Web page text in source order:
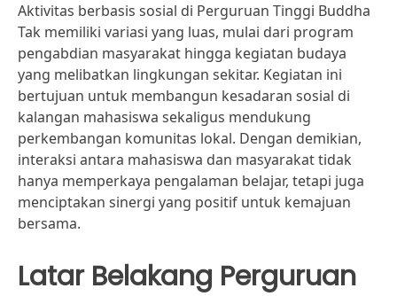
Aktivitas berbasis sosial di Perguruan Tinggi Buddha
Tak memiliki variasi yang luas, mulai dari program
pengabdian masyarakat hingga kegiatan budaya
yang melibatkan lingkungan sekitar. Kegiatan ini
bertujuan untuk membangun kesadaran sosial di
kalangan mahasiswa sekaligus mendukung
perkembangan komunitas lokal. Dengan demikian,
interaksi antara mahasiswa dan masyarakat tidak
hanya memperkaya pengalaman belajar, tetapi juga
menciptakan sinergi yang positif untuk kemajuan
bersama.
Latar Belakang Perguruan